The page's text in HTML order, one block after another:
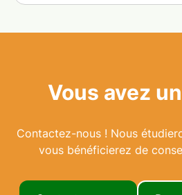
Vous avez
Contactez-nous ! Nous
vous bénéficierez de